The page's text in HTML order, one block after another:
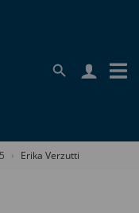
Erika Verzutti